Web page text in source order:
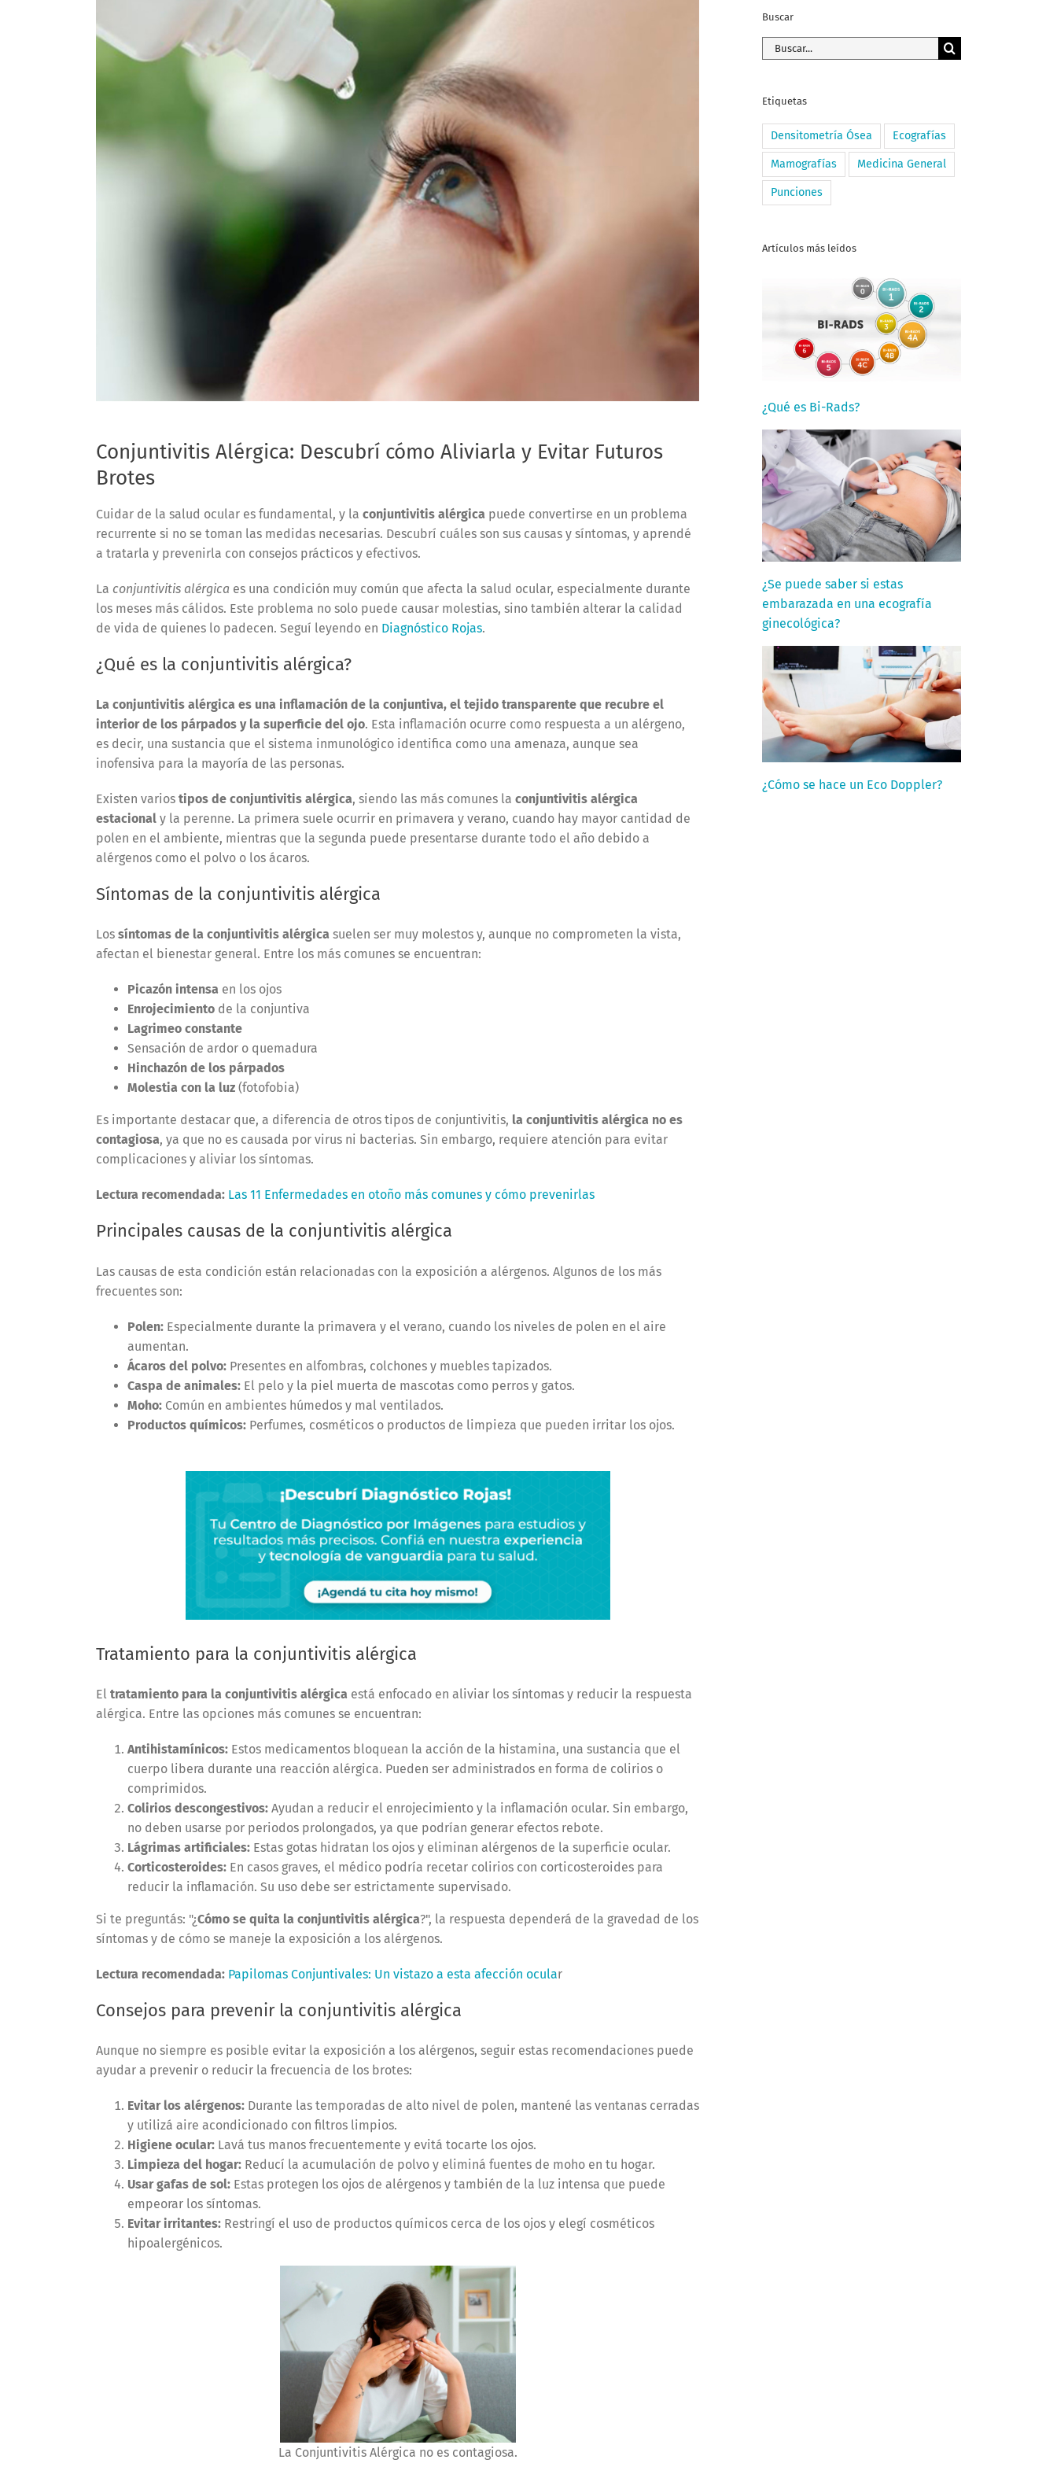
Conjuntivitis Alérgica: Descubrí cómo Aliviarla y Evitar Futuros
Brotes
Cuidar de la salud ocular es fundamental, y la conjuntivitis alérgicapuede convertirse en un problema
recurrente si no se toman las medidas necesarias. Descubrí cuáles son sus causas y síntomas, y aprendé
a tratarla y prevenirla con consejos prácticos y efectivos.
La conjuntivitis alérgica es una condición muy común que afecta la salud ocular, especialmente durante
los meses más cálidos. Este problema no solo puede causar molestias, sino también alterar la calidad
de vida de quienes lo padecen. Seguí leyendo en Diagnóstico Rojas.
¿Qué es la conjuntivitis alérgica?
La conjuntivitis alérgica es una inflamación de la conjuntiva, el tejido transparente que recubre el
interior de los párpados y la superficie del ojo. Esta inflamación ocurre como respuesta a un alérgeno,
es decir, una sustancia que el sistema inmunológico identifica como una amenaza, aunque sea
inofensiva para la mayoría de las personas.
Existen varios tipos de conjuntivitis alérgica, siendo las más comunes la conjuntivitis alérgica
estacionaly la perenne. La primera suele ocurrir en primavera y verano, cuando hay mayor cantidad de
polen en el ambiente, mientras que la segunda puede presentarse durante todo el año debido a
alérgenos como el polvo o los ácaros.
Síntomas de la conjuntivitis alérgica
Los síntomas de la conjuntivitis alérgicasuelen ser muy molestos y, aunque no comprometen la vista,
afectan el bienestar general. Entre los más comunes se encuentran:
Picazón intensaen los ojos
Enrojecimientode la conjuntiva
Lagrimeo constante
Sensación de ardor o quemadura
Hinchazón de los párpados
Molestia con la luz(fotofobia)
Es importante destacar que, a diferencia de otros tipos de conjuntivitis, la conjuntivitis alérgica no es
contagiosa, ya que no es causada por virus ni bacterias. Sin embargo, requiere atención para evitar
complicaciones y aliviar los síntomas.
Lectura recomendada: Las 11 Enfermedades en otoño más comunes y cómo prevenirlas
Principales causas de la conjuntivitis alérgica
Las causas de esta condición están relacionadas con la exposición a alérgenos. Algunos de los más
frecuentes son:
Polen:Especialmente durante la primavera y el verano, cuando los niveles de polen en el aire
aumentan.
Ácaros del polvo:Presentes en alfombras, colchones y muebles tapizados.
Caspa de animales:El pelo y la piel muerta de mascotas como perros y gatos.
Moho:Común en ambientes húmedos y mal ventilados.
Productos químicos:Perfumes, cosméticos o productos de limpieza que pueden irritar los ojos.
Tratamiento para la conjuntivitis alérgica
El tratamiento para la conjuntivitis alérgicaestá enfocado en aliviar los síntomas y reducir la respuesta
alérgica. Entre las opciones más comunes se encuentran:
Antihistamínicos:Estos medicamentos bloquean la acción de la histamina, una sustancia que el
cuerpo libera durante una reacción alérgica. Pueden ser administrados en forma de colirios o
comprimidos.
Colirios descongestivos:Ayudan a reducir el enrojecimiento y la inflamación ocular. Sin embargo,
no deben usarse por periodos prolongados, ya que podrían generar efectos rebote.
Lágrimas artificiales:Estas gotas hidratan los ojos y eliminan alérgenos de la superficie ocular.
Corticosteroides:En casos graves, el médico podría recetar colirios con corticosteroides para
reducir la inflamación. Su uso debe ser estrictamente supervisado.
Si te preguntás: "¿Cómo se quita la conjuntivitis alérgica?", la respuesta dependerá de la gravedad de los
síntomas y de cómo se maneje la exposición a los alérgenos.
Lectura recomendada: Papilomas Conjuntivales: Un vistazo a esta afección ocular
Consejos para prevenir la conjuntivitis alérgica
Aunque no siempre es posible evitar la exposición a los alérgenos, seguir estas recomendaciones puede
ayudar a prevenir o reducir la frecuencia de los brotes:
Evitar los alérgenos:Durante las temporadas de alto nivel de polen, mantené las ventanas cerradas
y utilizá aire acondicionado con filtros limpios.
Higiene ocular:Lavá tus manos frecuentemente y evitá tocarte los ojos.
Limpieza del hogar:Reducí la acumulación de polvo y eliminá fuentes de moho en tu hogar.
Usar gafas de sol:Estas protegen los ojos de alérgenos y también de la luz intensa que puede
empeorar los síntomas.
Evitar irritantes:Restringí el uso de productos químicos cerca de los ojos y elegí cosméticos
hipoalergénicos.
La Conjuntivitis Alérgica no es contagiosa.
Buscar
Buscar:
Etiquetas
Densitometría Ósea Ecografías
Mamografías Medicina General
Punciones
Artículos más leídos
¿Qué es Bi-Rads?
¿Se puede saber si estas
embarazada en una ecografía
ginecológica?
¿Cómo se hace un Eco Doppler?